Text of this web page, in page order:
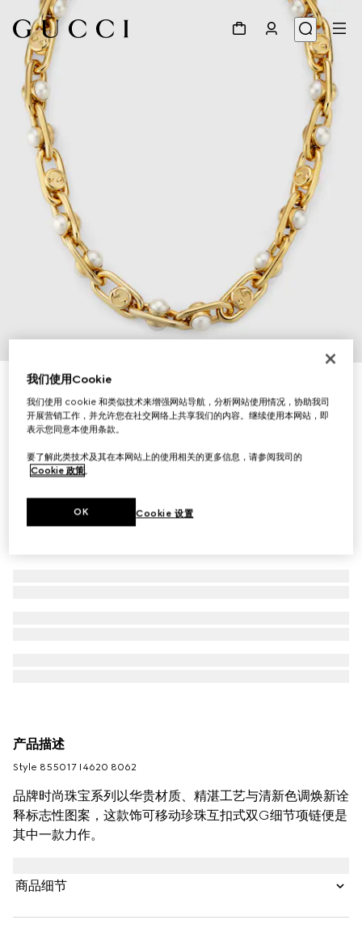
饰可移动珍珠项链
€ 1.900
产品描述
Style ‎855017 I4620 8062
品牌时尚珠宝系列以华贵材质、精湛工艺与清新色调焕新诠
释标志性图案，这款饰可移动珍珠互扣式双G细节项链便是
其中一款力作。
商品细节
我们使用Cookie
我们使用 cookie 和类似技术来增强网站导航，分析网站使用情况，协助我司
开展营销工作，并允许您在社交网络上共享我们的内容。继续使用本网站，即
表示您同意本使用条款。
要了解此类技术及其在本网站上的使用相关的更多信息，请参阅我司的
Cookie 政策。
Cookie 设置
OK